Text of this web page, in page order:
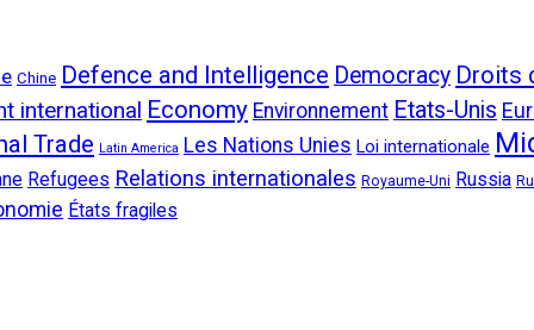
Chine Defence and Intelligence Democracy Droits
international Economy Environnement Etats-Unis
Trade Latin America Les Nations Unies Loi internationale
Refugees Relations internationales Royaume-Uni Russia
États fragiles